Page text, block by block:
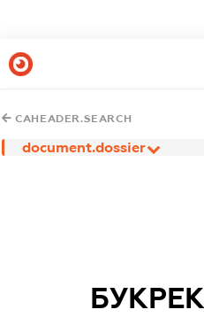
CAHEADER.SEARCH
document.dossier